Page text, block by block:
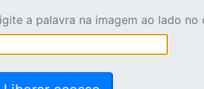
a palavra na imagem ao lado no